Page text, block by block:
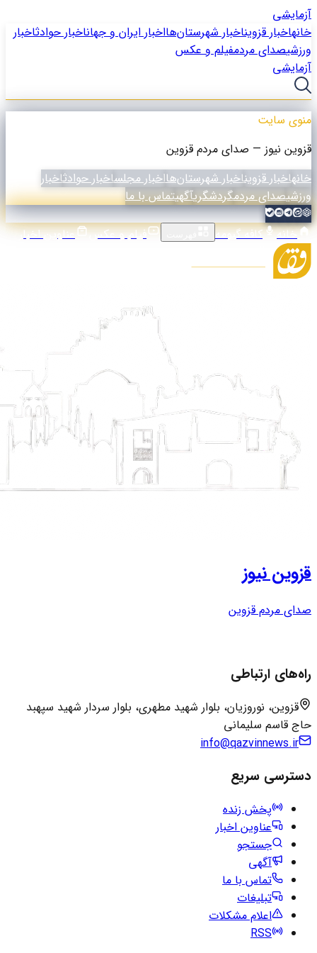
آزمایشی
خانهاخبار قزویناخبار شهرستان‌هااخبار ایران و جهاناخبار حوادثاخبار
ورزشیصدای مردمفیلم و عکس
آزمایشی
منوی سایت
قزوین نیوز — صدای مردم قزوین
خانهاخبار قزویناخبار شهرستان‌هااخبار مجلساخبار حوادثاخبار
ورزشیصدای مردمگردشگریآگهیتماس با ما
خانه کافه گیومه فیلم و عکس عناوین اخبار
قزوین نیوز
صدای مردم قزوین
راه‌های ارتباطی
قزوین، نوروزیان، بلوار شهید مطهری، بلوار سردار شهید سپهبد
حاج قاسم سلیمانی
info@qazvinnews.ir
دسترسی سریع
پخش زنده
عناوین اخبار
جستجو
آگهی
تماس با ما
تبلیغات
اعلام مشکلات
RSS